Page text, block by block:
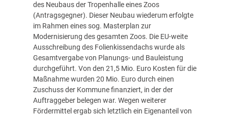
des Neubaus der Tropenhalle eines Zoos
(Antragsgegner). Dieser Neubau wiederum erfolgte
im Rahmen eines sog. Masterplan zur
Modernisierung des gesamten Zoos. Die EU-weite
Ausschreibung des Folienkissendachs wurde als
Gesamtvergabe von Planungs- und Bauleistung
durchgeführt. Von den 21,5 Mio. Euro Kosten für die
Maßnahme wurden 20 Mio. Euro durch einen
Zuschuss der Kommune finanziert, in der der
Auftraggeber belegen war. Wegen weiterer
Fördermittel ergab sich letztlich ein Eigenanteil von